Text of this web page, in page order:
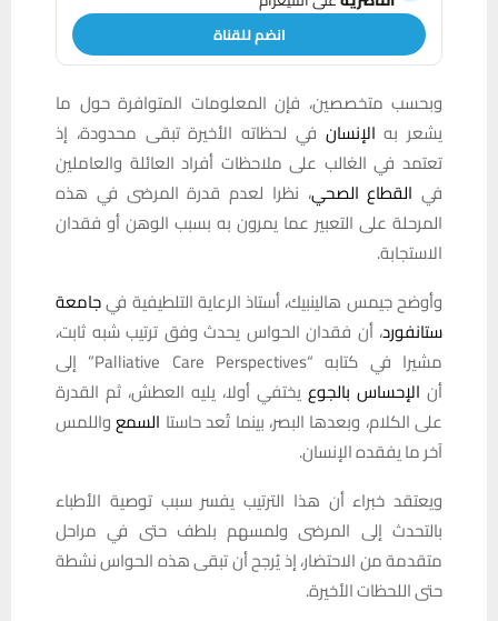
انضم للقناة
وبحسب متخصصين، فإن المعلومات المتوافرة حول ما
يشعر به الإنسان في لحظاته الأخيرة تبقى محدودة، إذ
تعتمد في الغالب على ملاحظات أفراد العائلة والعاملين
في القطاع الصحي، نظرا لعدم قدرة المرضى في هذه
المرحلة على التعبير عما يمرون به بسبب الوهن أو فقدان
الاستجابة.
وأوضح جيمس هالينبيك، أستاذ الرعاية التلطيفية فيجامعة
ستانفورد، أن فقدان الحواس يحدث وفق ترتيب شبه ثابت،
مشيرا في كتابه “Palliative Care Perspectives” إلى
أن الإحساس بالجوع يختفي أولا، يليه العطش، ثم القدرة
على الكلام، وبعدها البصر، بينما تُعد حاستا السمعواللمس
آخر ما يفقده الإنسان.
ويعتقد خبراء أن هذا الترتيب يفسر سبب توصية الأطباء
بالتحدث إلى المرضى ولمسهم بلطف حتى في مراحل
متقدمة من الاحتضار، إذ يُرجح أن تبقى هذه الحواس نشطة
حتى اللحظات الأخيرة.